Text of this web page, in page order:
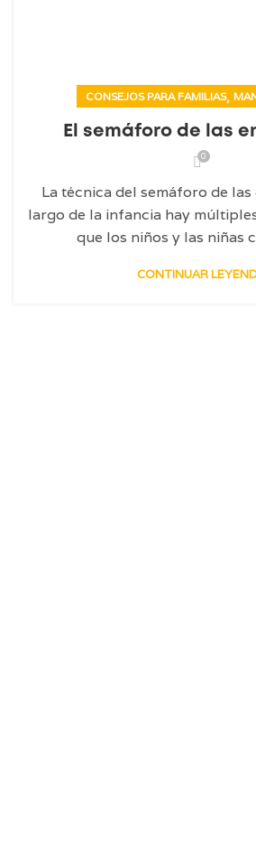
CONSEJOS PARA FAMILIAS,
El semáforo de las
0
La técnica del semáforo de las
largo de la infancia hay
que los niños y las niñas
CONTINUAR